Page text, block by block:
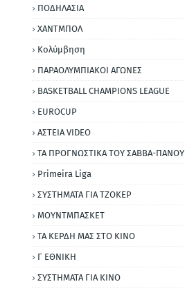
ΠΟΔΗΛΑΣΙΑ
ΧΑΝΤΜΠΟΛ
Κολύμβηση
ΠΑΡΑΟΛΥΜΠΙΑΚΟΙ ΑΓΩΝΕΣ
BASKETBALL CHAMPIONS LEAGUE
EUROCUP
ΑΣΤΕΙΑ VIDEO
ΤΑ ΠΡΟΓΝΩΣΤΙΚΑ ΤΟΥ ΣΑΒΒΑ-ΠΑΝΟΥ
Primeira Liga
ΣΥΣΤΗΜΑΤΑ ΓΙΑ ΤΖΟΚΕΡ
ΜΟΥΝΤΜΠΑΣΚΕΤ
ΤΑ ΚΕΡΔΗ ΜΑΣ ΣΤΟ ΚΙΝΟ
Γ ΕΘΝΙΚΗ
ΣΥΣΤΗΜΑΤΑ ΓΙΑ ΚΙΝΟ